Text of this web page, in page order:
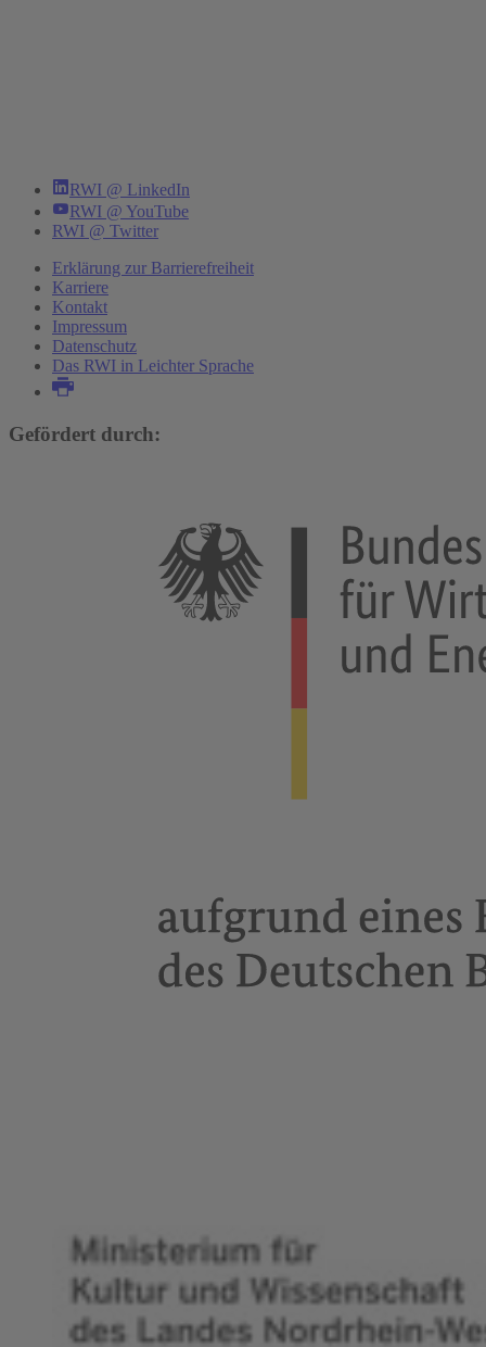
RWI @ LinkedIn
RWI @ YouTube
RWI @ Twitter
Erklärung zur Barrierefreiheit
Karriere
Kontakt
Impressum
Datenschutz
Das RWI in Leichter Sprache
Gefördert durch: